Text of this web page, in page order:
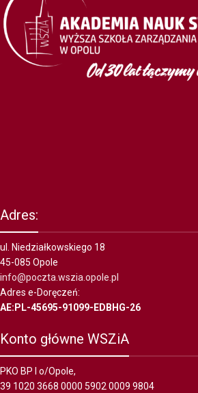
Adres:
ul. Niedziałkowskiego 18
45-085 Opole
info@poczta.wszia.opole.pl
Adres e-Doręczeń:
AE:PL-45695-91099-EDBHG-26
Konto główne WSZiA
PKO BP I o/Opole,
39 1020 3668 0000 5902 0009 9804